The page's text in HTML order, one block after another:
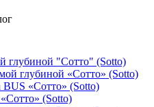
глубиной "Сотто" (Sotto)
глубиной «Сотто» (Sotto)
«Сотто» (Sotto)
(Sotto)